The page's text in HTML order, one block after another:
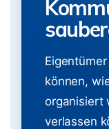
können,
organisiert
verlassen